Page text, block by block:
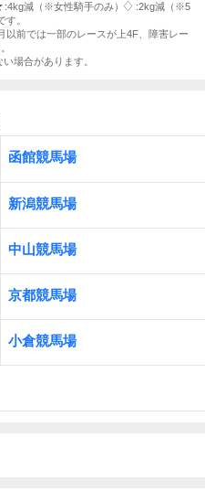
:4kg減（※女性騎手のみ）
:2kg減（※5
。
前では一部のレースが上4F、障害レー
場合があります。
函館競馬場
新潟競馬場
中山競馬場
京都競馬場
小倉競馬場